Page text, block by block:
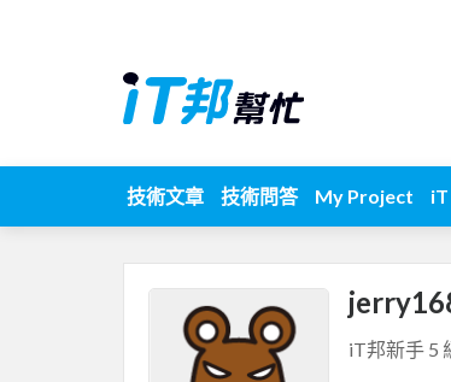
技術文章 技術問答 My Project
iT邦新手 5